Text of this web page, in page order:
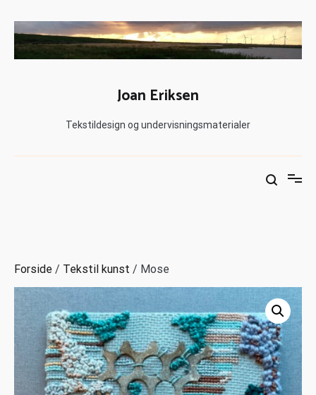
Joan Eriksen
Tekstildesign og undervisningsmaterialer
Forside / Tekstil kunst / Mose